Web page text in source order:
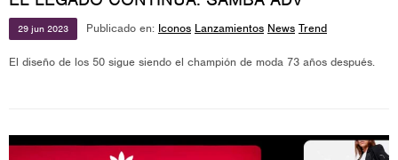
29 jun 2023 Publicado en: Iconos Lanzamientos News Trend
El diseño de los 50 sigue siendo el champión de moda 73 años después.